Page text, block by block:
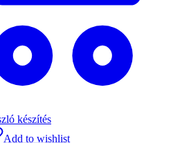
Add to wishlist